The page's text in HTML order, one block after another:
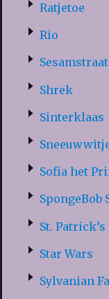
Ratjetoe
Rio
Sesamstraat
Shrek
Sinterklaas
Sofia het
SpongeBob
St. Patrick’s
Star Wars
Sylvanian